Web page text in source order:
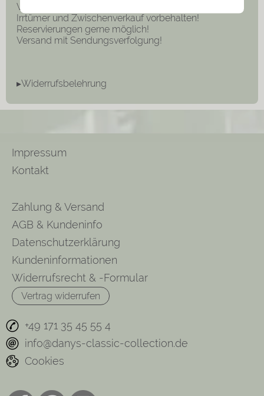
Verkauf ohne Dekoration!
Irrtümer und Zwischenverkauf vorbehalten!
Reservierungen gerne möglich!
Versand mit Sendungsverfolgung!
▸Widerrufsbelehrung
Impressum
Kontakt
Zahlung & Versand
AGB & Kundeninfo
Datenschutzerklärung
Kundeninformationen
Widerrufsrecht & -Formular
Vertrag widerrufen
+49 171 35 45 55 4
info@danys-classic-collection.de
Cookies